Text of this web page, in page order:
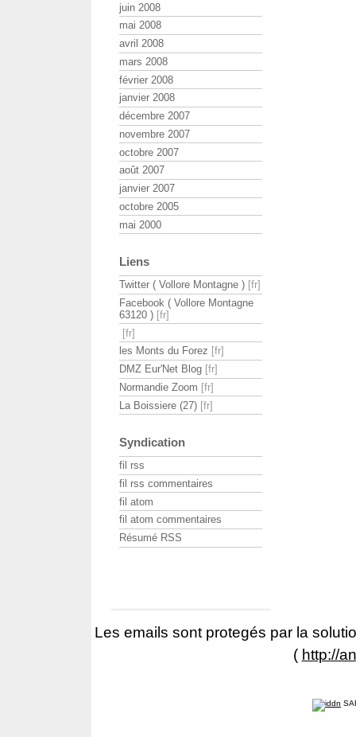
juin 2008
mai 2008
avril 2008
mars 2008
février 2008
janvier 2008
décembre 2007
novembre 2007
octobre 2007
août 2007
janvier 2007
octobre 2005
mai 2000
Liens
Twitter ( Vollore Montagne )
Facebook ( Vollore Montagne
63120 )
les Monts du Forez
DMZ Eur'Net Blog
Normandie Zoom
La Boissiere (27)
Syndication
fil rss
fil rss commentaires
fil atom
fil atom commentaires
Résumé RSS
Les emails sont protegés par la
( http://